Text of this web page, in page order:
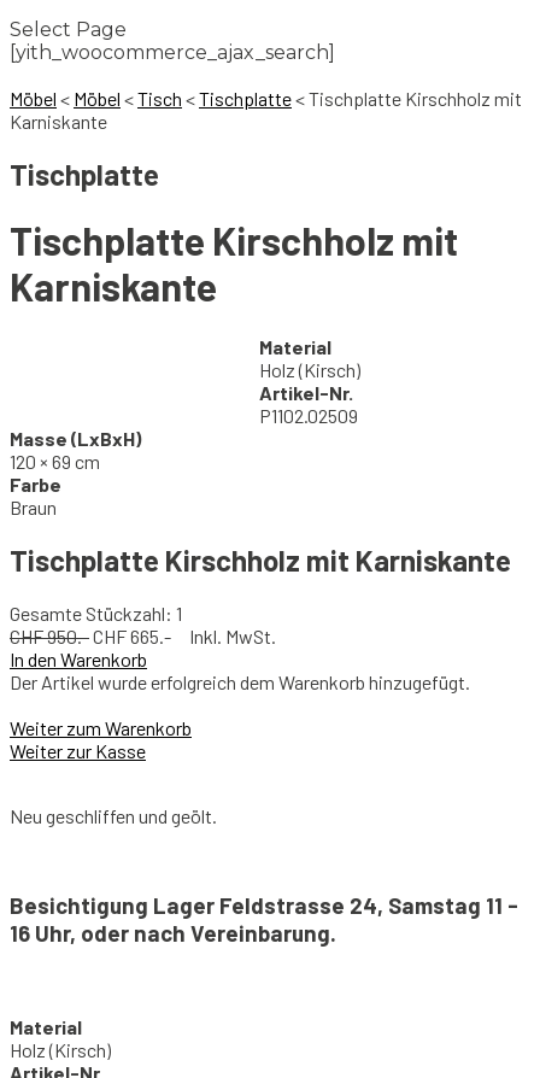
Select Page
[yith_woocommerce_ajax_search]
Möbel < Möbel <Tisch <Tischplatte<Tischplatte Kirschholz mit
Karniskante
Tischplatte
Tischplatte Kirschholz mit
Karniskante
Material
Holz (Kirsch)
Artikel-Nr.
P1102.02509
Masse (LxBxH)
120 × 69 cm
Farbe
Braun
Tischplatte Kirschholz mit Karniskante
Gesamte Stückzahl: 1
CHF 950.-CHF 665.- Inkl. MwSt.
In den Warenkorb
Der Artikel wurde erfolgreich dem Warenkorb hinzugefügt.
Weiter zum Warenkorb
Weiter zur Kasse
Neu geschliffen und geölt.
Besichtigung Lager Feldstrasse 24, Samstag 11 -
16 Uhr, oder nach Vereinbarung.
Material
Holz (Kirsch)
Artikel-Nr.